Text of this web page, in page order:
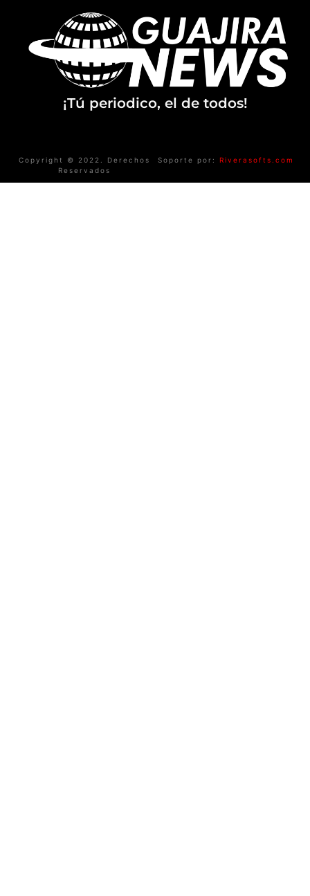
¡Tú periodico, el de todos!
Copyright © 2022. Derechos
Reservados
Soporte por: Riverasofts.com